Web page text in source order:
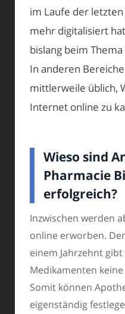
im Laufe der
mehr digitalisiert
bislang beim
In anderen
mittlerweile üblich,
Internet online zu
Wieso sind
Pharmacie
erfolgreich?
Inzwischen werden
online erworben.
einem Jahrzehnt
Medikamenten
Somit können
eigenständig